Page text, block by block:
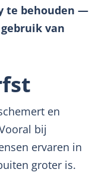
te behouden —
van
en
bij
ervaren in
groter is.